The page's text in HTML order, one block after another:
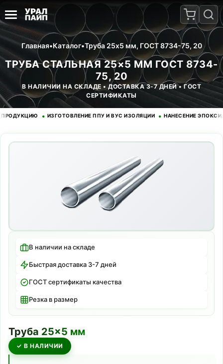
Главная•Каталог•Труба 25x5 мм, ГОСТ 8734-75, 20
ТРУБА СТАЛЬНАЯ 25×5 ММ ГОСТ 8734-
75, 20
В НАЛИЧИИ НА СКЛАДЕ • ДОСТАВКА 3-7 ДНЕЙ • ГОСТ
СЕРТИФИКАТЫ
• ИЗГОТОВЛЕНИЕ ППУ И ВУС ИЗОЛЯЦИИ • НАНЕСЕНИЕ
В наличии на складе
Быстрая доставка 3-7 дней
ГОСТ сертификаты качества
Резка в размер
Труба 25×5 мм
✓ В НАЛИЧИИ